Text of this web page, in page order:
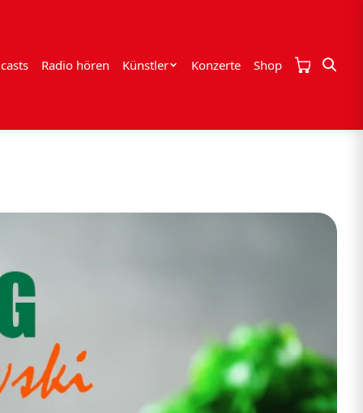
Radio hören Künstler Konzerte Shop